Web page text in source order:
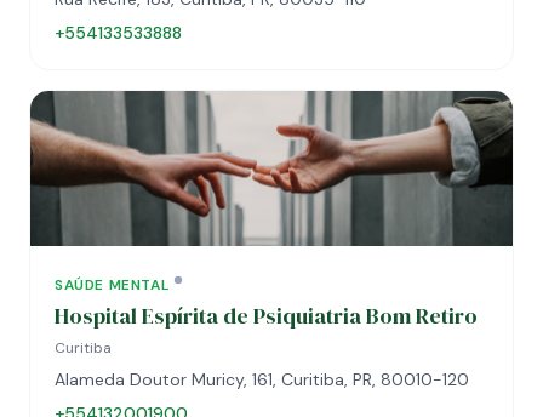
+554133533888
SAÚDE MENTAL
Hospital Espírita de Psiquiatria Bom Retiro
Curitiba
Alameda Doutor Muricy, 161, Curitiba, PR, 80010-120